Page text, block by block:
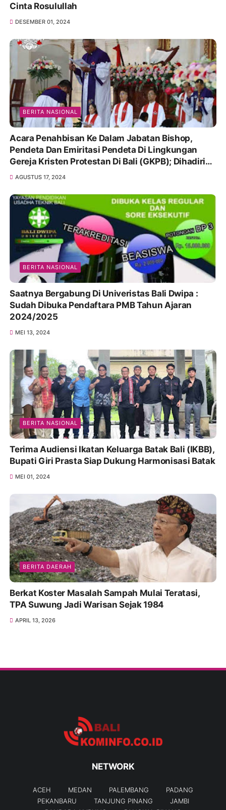
Cinta Rosulullah
DESEMBER 01, 2024
BERITA NASIONAL
Acara Penahbisan Ke Dalam Jabatan Bishop,
Pendeta Dan Emiritasi Pendeta Di Lingkungan
Gereja Kristen Protestan Di Bali (GKPB); Dihadiri
Ketua DPRD Badung, Dr. Drs. Putu Parwata MK,
AGUSTUS 17, 2024
BERITA NASIONAL
Saatnya Bergabung Di Univeristas Bali Dwipa :
Sudah Dibuka Pendaftara PMB Tahun Ajaran
2024/2025
MEI 13, 2024
BERITA NASIONAL
Terima Audiensi Ikatan Keluarga Batak Bali (IKBB),
Bupati Giri Prasta Siap Dukung Harmonisasi Batak
MEI 01, 2024
BERITA DAERAH
Berkat Koster Masalah Sampah Mulai Teratasi,
TPA Suwung Jadi Warisan Sejak 1984
APRIL 13, 2026
NETWORK
ACEH MEDAN PALEMBANG
PADANG
PEKANBARU
TANJUNG PINANG
JAMBI